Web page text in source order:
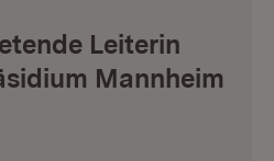
Leiterin
Mannheim